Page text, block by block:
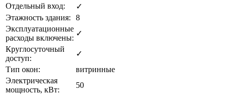
Отдельный вход:
✓
Этажность здания:
8
Эксплуатационные
расходы включены:
✓
Круглосуточный
доступ:
✓
Тип окон:
витринные
Электрическая
мощность, кВт:
50